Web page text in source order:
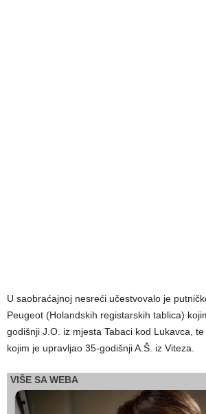
U saobraćajnoj nesreći učestvovalo je
Peugeot (Holandskih registarskih tablica)
godišnji J.O. iz mjesta Tabaci kod Lukavca,
kojim je upravljao 35-godišnji A.Š. iz Viteza.